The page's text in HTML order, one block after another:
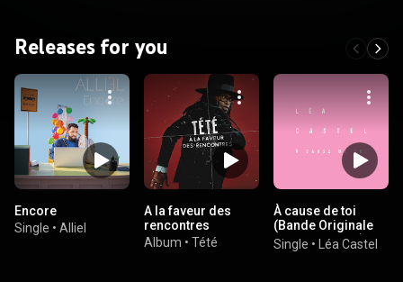
Releases for you
Encore
Single • Alliel
A la faveur des
rencontres
Album • Tété
À cause de toi
(Bande Originale
du film Pattaya)
Single • Léa Castel